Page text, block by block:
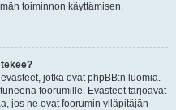
toiminnon käyttämisen.
jotka ovat phpBB:n luomia.
foorumille. Evästeet tarjoavat
jos ne ovat foorumin ylläpitäjän